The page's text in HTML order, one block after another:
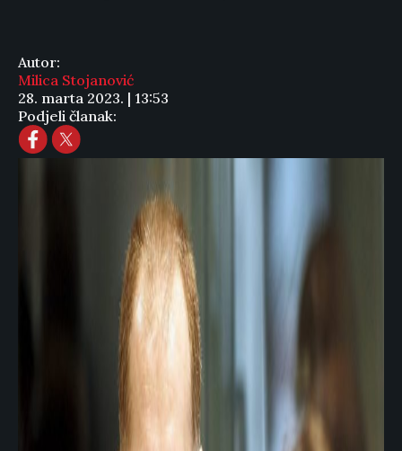
Autor:
Milica Stojanović
28. marta 2023. | 13:53
Podjeli članak: